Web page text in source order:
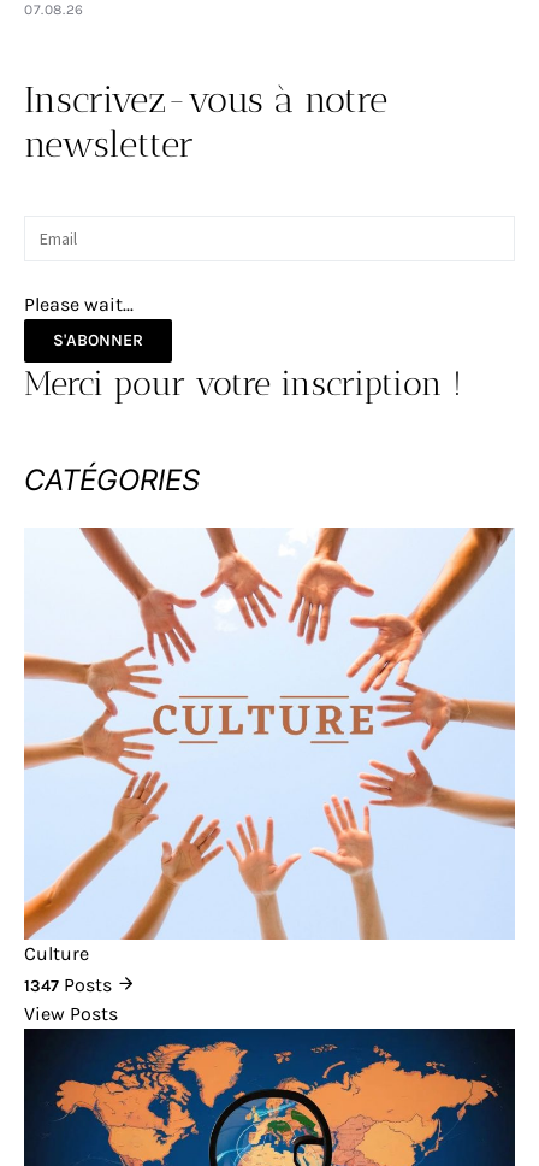
07.08.26
Inscrivez-vous à notre
newsletter
Please wait...
S'ABONNER
Merci pour votre inscription !
CATÉGORIES
Culture
1347 Posts
View Posts